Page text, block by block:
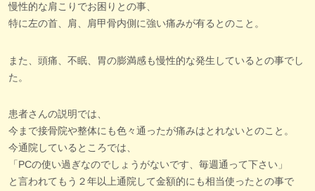
慢性的な肩こりでお困りとの事、
特に左の首、肩、肩甲骨内側に強い痛みが有るとのこと。
また、頭痛、不眠、胃の膨満感も慢性的な発生しているとの事でし
た。
患者さんの説明では、
今まで接骨院や整体にも色々通ったが痛みはとれないとのこと。
今通院しているところでは、
「PCの使い過ぎなのでしょうがないです、毎週通って下さい」
と言われてもう２年以上通院して金額的にも相当使ったとの事で